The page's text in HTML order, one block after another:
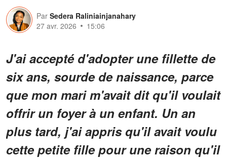
Par Sedera Raliniainjanahary
27 avr. 2026
15:06
J'ai accepté d'adopter une fillette de
six ans, sourde de naissance, parce
que mon mari m'avait dit qu'il voulait
offrir un foyer à un enfant. Un an
plus tard, j'ai appris qu'il avait voulu
cette petite fille pour une raison qu'il